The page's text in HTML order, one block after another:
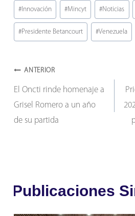
Etiquetas
de
la
# Innovación #Mincyt #Noticias
#Presidente Betancourt #Venezuela
Navegación
de
entradas
ANTERIOR
El Oncti rinde homenaje a
Grisel Romero a un año
de su partida
Publicaciones